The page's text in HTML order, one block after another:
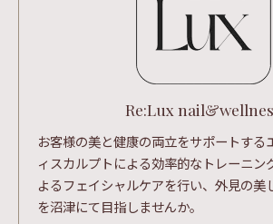
Re:Lux
お客様の美と健康の両立をサポートする
ィスカルプトによる効率的なトレーニン
よるフェイシャルケアを行い、外見の美
を沼津にて目指しませんか。